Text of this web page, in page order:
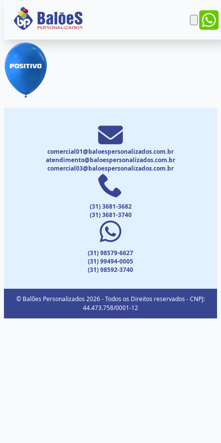
comercial01@baloespersonalizados.com.br
atendimento@baloespersonalizados.com.br
comercial03@baloespersonalizados.com.br
(31) 3681-3682
(31) 3681-3740
(31) 98579-6627
(31) 99494-0005
(31) 98592-3740
© Balões Personalizados 2026 - Todos os Direitos reservados - CNPJ:
44.473.758/0001-12